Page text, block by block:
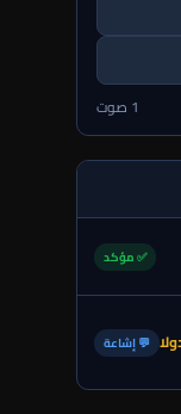
1 صوت
✅ مؤكد
💬 إشاعة